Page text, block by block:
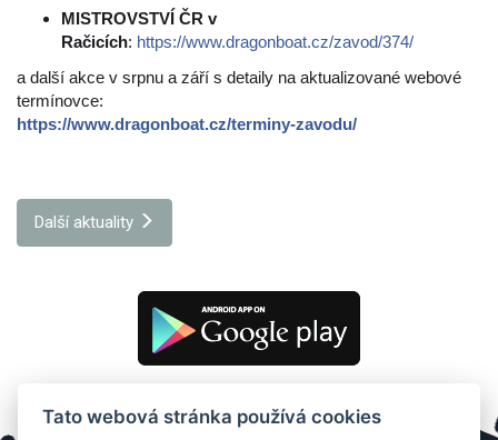
MISTROVSTVÍ ČR v
Račicích: https://www.dragonboat.cz/zavod/374/
a další akce v srpnu a září s detaily na aktualizované webové
termínovce:
https://www.dragonboat.cz/terminy-zavodu/
Další aktuality
Tato webová stránka používá cookies